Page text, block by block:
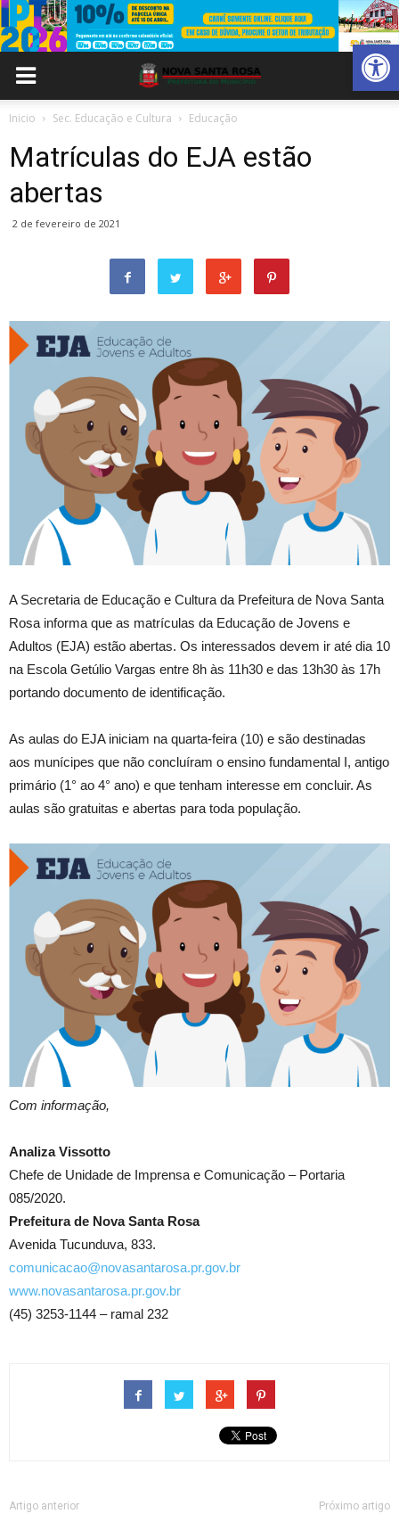
Abrir
Inicio Sec. Educação e Cultura Educação
Matrículas do EJA estão
abertas
2 de fevereiro de 2021
A Secretaria de Educação e Cultura da Prefeitura de Nova Santa
Rosa informa que as matrículas da Educação de Jovens e
Adultos (EJA) estão abertas. Os interessados devem ir até dia 10
na Escola Getúlio Vargas entre 8h às 11h30 e das 13h30 às 17h
portando documento de identificação.
As aulas do EJA iniciam na quarta-feira (10) e são destinadas
aos munícipes que não concluíram o ensino fundamental I, antigo
primário (1° ao 4° ano) e que tenham interesse em concluir. As
aulas são gratuitas e abertas para toda população.
Com informação,
Analiza Vissotto
Chefe de Unidade de Imprensa e Comunicação – Portaria
085/2020.
Prefeitura de Nova Santa Rosa
Avenida Tucunduva, 833.
comunicacao@novasantarosa.pr.gov.br
www.novasantarosa.pr.gov.br
(45) 3253-1144 – ramal 232
Artigo anterior Próximo artigo